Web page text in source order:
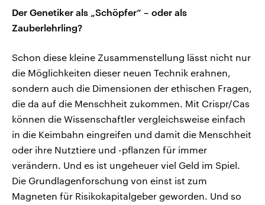
Der Genetiker als „Schöpfer“ – oder als
Zauberlehrling?
Schon diese kleine Zusammenstellung lässt nicht nur
die Möglichkeiten dieser neuen Technik erahnen,
sondern auch die Dimensionen der ethischen Fragen,
die da auf die Menschheit zukommen. Mit Crispr/Cas
können die Wissenschaftler vergleichsweise einfach
in die Keimbahn eingreifen und damit die Menschheit
oder ihre Nutztiere und -pflanzen für immer
verändern. Und es ist ungeheuer viel Geld im Spiel.
Die Grundlagenforschung von einst ist zum
Magneten für Risikokapitalgeber geworden. Und so